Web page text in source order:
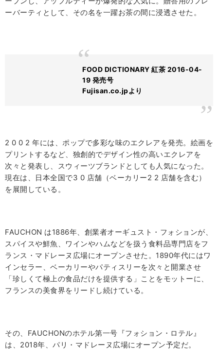
ーバーティとして、その名を一躍お茶の間に浸透させた。
FOOD DICTIONARY 紅茶 2016-04-
19 発売号
Fujisan.co.jpより
2 0 0 2 年には、ポップで多彩な味のエクレアを発売。絵画を
プリントするなど、独創的でデザイン性の高いエクレアを
次々と発表し、スウィーツブランドとしても人気になった。
現在は、日本全国で3 0 店舗（ベーカリー2 2 店舗を含む）
を展開している。
FAUCHON は1886年、創業者オーギュスト・フォションが、
スパイスや鮮魚、ワインやハムなどを扱う食料品専門店をフ
ランス・マドレーヌ広場にオープンさせた。 1890年代にはワ
インセラー、ベーカリーやパティスリーを次々と開業させ
「珍しくて極上の食品だけを提供する」ことをモットーに、
フランスの美食界をリードし続けている。
その、 FAUCHONのホテル第一号『フォション・ロテル』
は、 2018年、パリ・マドレーヌ広場にオープン予定だ。